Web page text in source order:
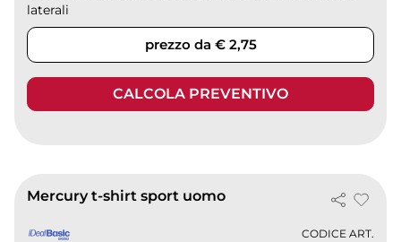
laterali
prezzo da € 2,75
CALCOLA PREVENTIVO
Mercury t-shirt sport uomo
CODICE ART.